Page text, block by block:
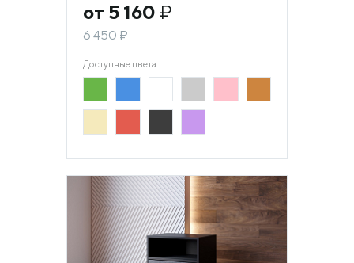
от 5 160 ₽
6 450₽
Доступные цвета